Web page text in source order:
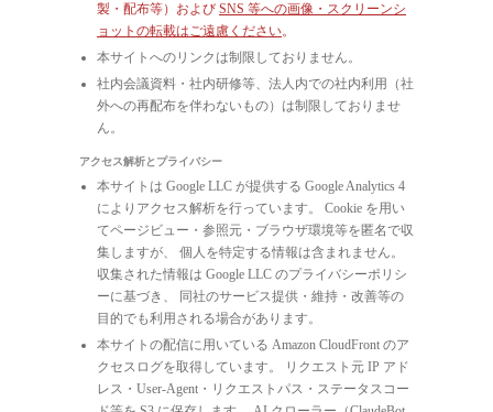
製・配布等）および SNS 等への画像・スクリーンシ
ョットの転載はご遠慮ください。
本サイトへのリンクは制限しておりません。
社内会議資料・社内研修等、法人内での社内利用（社
外への再配布を伴わないもの）は制限しておりませ
ん。
アクセス解析とプライバシー
本サイトは Google LLC が提供する Google Analytics 4
によりアクセス解析を行っています。 Cookie を用い
てページビュー・参照元・ブラウザ環境等を匿名で収
集しますが、 個人を特定する情報は含まれません。
収集された情報は Google LLC のプライバシーポリシ
ーに基づき、 同社のサービス提供・維持・改善等の
目的でも利用される場合があります。
本サイトの配信に用いている Amazon CloudFront のア
クセスログを取得しています。 リクエスト元 IP アド
レス・User-Agent・リクエストパス・ステータスコー